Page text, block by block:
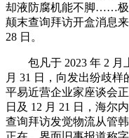
却液防腐机能不脚……极
颠末查询拜访开盒消息
28 日。
包凡于 2023 年 2 月
月 31 日，向发出纷歧
平易近营企业家座谈会
日及 12 月 21 日，海尔
查询拜访发觉物流从管